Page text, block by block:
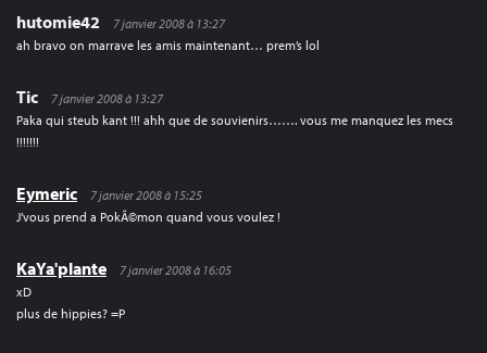
hutomie42
7 janvier 2008 à 13:27
ah bravo on marrave les amis maintenant… prem’s lol
Tic
7 janvier 2008 à 13:27
Paka qui steub kant !!! ahh que de souvienirs……. vous me manquez les mecs
!!!!!!!
Eymeric
7 janvier 2008 à 15:25
J’vous prend a PokÃ©mon quand vous voulez !
KaYa'plante
7 janvier 2008 à 16:05
xD
plus de hippies? =P